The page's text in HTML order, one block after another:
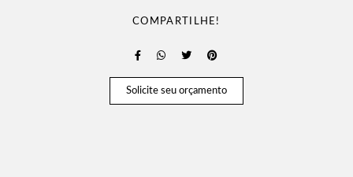
COMPARTILHE!
Solicite seu orçamento